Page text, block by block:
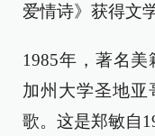
爱情诗》获得文
1985年，著名
加州大学圣地亚
歌。这是郑敏自